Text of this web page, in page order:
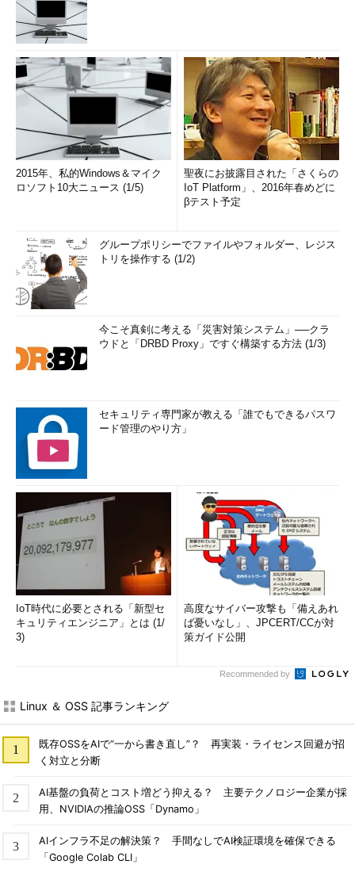
2015年、私的Windows＆マイク
ロソフト10大ニュース (1/5)
聖夜にお披露目された「さくらの
IoT Platform」、2016年春めどに
βテスト予定
グループポリシーでファイルやフォルダー、レジス
トリを操作する (1/2)
今こそ真剣に考える「災害対策システム」──クラ
ウドと「DRBD Proxy」ですぐ構築する方法 (1/3)
セキュリティ専門家が教える「誰でもできるパスワ
ード管理のやり方」
IoT時代に必要とされる「新型セ
キュリティエンジニア」とは (1/
3)
高度なサイバー攻撃も「備えあれ
ば憂いなし」、JPCERT/CCが対
策ガイド公開
Recommended by
Linux ＆ OSS 記事ランキング
既存OSSをAIで“一から書き直し”？ 再実装・ライセンス回避が招
く対立と分断
AI基盤の負荷とコスト増どう抑える？ 主要テクノロジー企業が採
用、NVIDIAの推論OSS「Dynamo」
AIインフラ不足の解決策？ 手間なしでAI検証環境を確保できる
「Google Colab CLI」